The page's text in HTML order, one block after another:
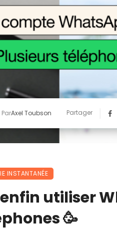
ParAxel Toubson Partager
INSTANTANÉE
utiliser
🥳